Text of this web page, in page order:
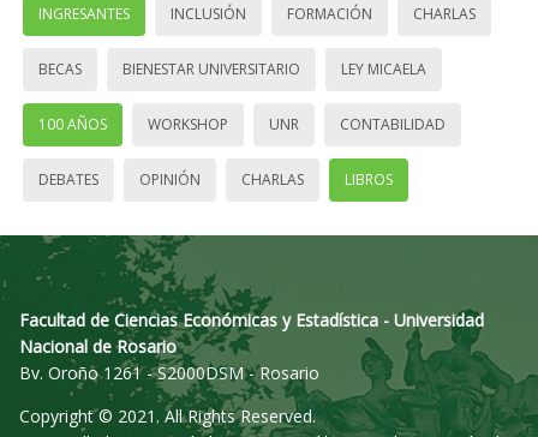
INGRESANTES INCLUSIÓN FORMACIÓN CHARLAS
BECAS BIENESTAR UNIVERSITARIO LEY MICAELA
100 AÑOS WORKSHOP UNR CONTABILIDAD
DEBATES OPINIÓN CHARLAS LIBROS
Facultad de Ciencias Económicas y Estadística - Universidad
Nacional de Rosario
Bv. Oroño 1261 - S2000DSM - Rosario
Copyright © 2021. All Rights Reserved.